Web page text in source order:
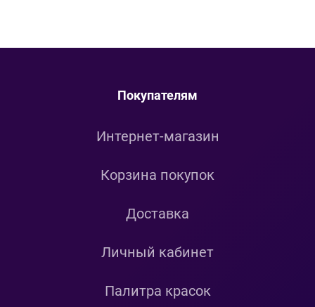
Покупателям
Интернет-магазин
Корзина покупок
Доставка
Личный кабинет
Палитра красок